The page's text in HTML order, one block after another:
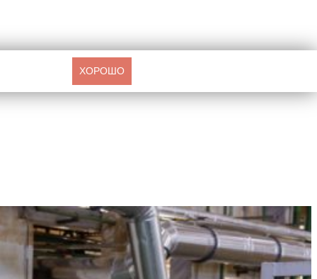
ХОРОШО